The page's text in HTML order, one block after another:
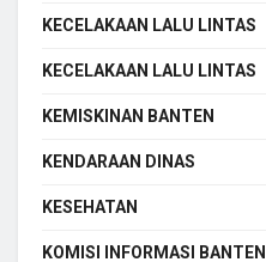
KECELAKAAN LALU LINTAS
KECELAKAAN LALU LINTAS
KEMISKINAN BANTEN
KENDARAAN DINAS
KESEHATAN
KOMISI INFORMASI BANTEN